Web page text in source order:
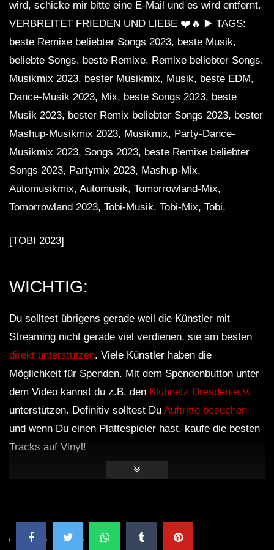
wird, schicke mir bitte eine E-Mail und es wird entfernt.
VERBREITET FRIEDEN UND LIEBE ❤️🔥 ▶️ TAGS:
beste Remixe beliebter Songs 2023, beste Musik,
beliebte Songs, beste Remixe, Remixe beliebter Songs,
Musikmix 2023, bester Musikmix, Musik, beste EDM,
Dance-Musik 2023, Mix, beste Songs 2023, beste
Musik 2023, bester Remix beliebter Songs 2023, bester
Mashup-Musikmix 2023, Musikmix, Party-Dance-
Musikmix 2023, Songs 2023, beste Remixe beliebter
Songs 2023, Partymix 2023, Mashup-Mix,
Automusikmix, Automusik, Tomorrowland-Mix,
Tomorrowland 2023, Tobi-Musik, Tobi-Mix, Tobi,
[TOBI 2023]
WICHTIG:
Du solltest übrigens gerade weil die Künstler mit
Streaming nicht gerade viel verdienen, sie am besten
direkt unterstützen. Viele Künstler haben die
Möglichkeit für Spenden. Mit dem Spendenbutton unter
dem Video kannst du z.B. den Klubnetz Dresden e.V.
unterstützen. Definitiv solltest Du Auftritte besuchen
und wenn Du einen Plattespieler hast, kaufe die besten
Tracks auf Vinyl!